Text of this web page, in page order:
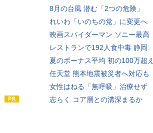
8月の台風 潜む「2つの危険」
れいわ「いのちの党」に変更へ
映画スパイダーマン ソニー最高
レストランで192人食中毒 静岡
夏のボーナス平均 初の100万超え
任天堂 熊本地震被災者へ対応も
女性はねる「無呼吸」治療せず
志らく コア層との溝深まるか